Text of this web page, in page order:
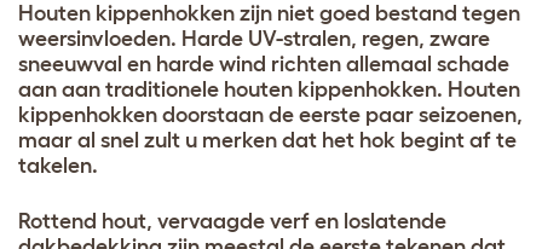
Houten kippenhokken zijn niet goed bestand tegen
weersinvloeden. Harde UV-stralen, regen, zware
sneeuwval en harde wind richten allemaal schade
aan aan traditionele houten kippenhokken. Houten
kippenhokken doorstaan de eerste paar seizoenen,
maar al snel zult u merken dat het hok begint af te
takelen.
Rottend hout, vervaagde verf en loslatende